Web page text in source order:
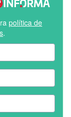
política de
.